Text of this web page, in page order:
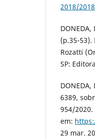
2018/
(p.35-53).
Rozatti
SP:
6389,
954/
em:
29 mar.